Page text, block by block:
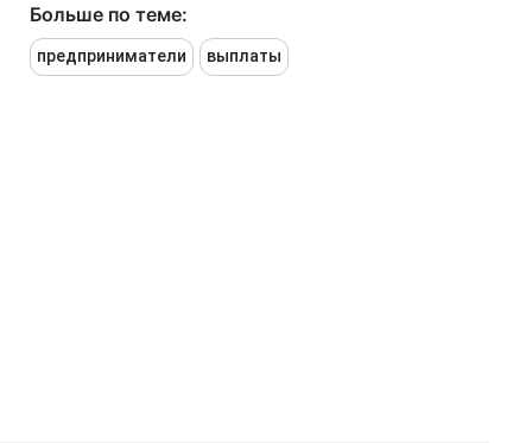
Больше по теме:
предприниматели выплаты